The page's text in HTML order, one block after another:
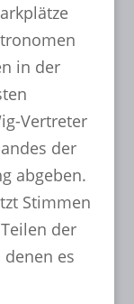
in der
Vertreter
der
abgeben.
Stimmen
der
es